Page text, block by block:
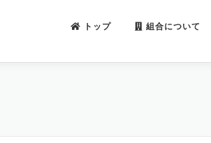
トップ 組合について